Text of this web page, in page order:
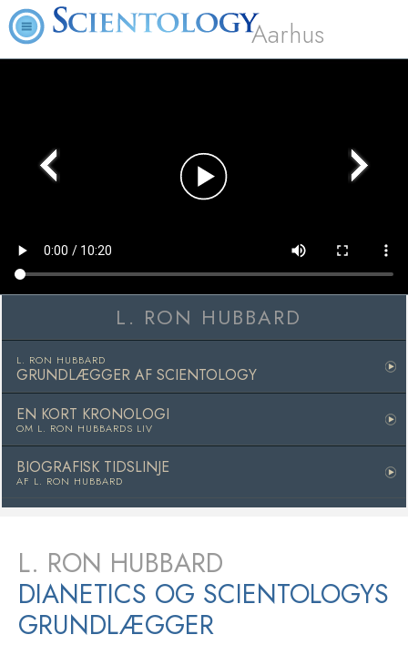
Aarhus
L. RON HUBBARD
L. RON HUBBARD
GRUNDLÆGGER AF SCIENTOLOGY
EN KORT KRONOLOGI
OM L. RON HUBBARDS LIV
BIOGRAFISK TIDSLINJE
AF L. RON HUBBARD
Play
Video
L. RON HUBBARD
DIANETICS OG SCIENTOLOGYS
GRUNDLÆGGER